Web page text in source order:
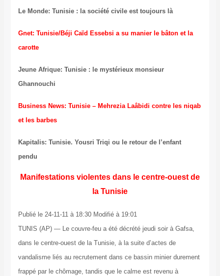
Le Monde: Tunisie : la société civile est toujours là
Gnet: Tunisie/Béji Caïd Essebsi a su manier le bâton et la
carotte
Jeune Afrique: Tunisie : le mystérieux monsieur
Ghannouchi
Business News: Tunisie – Mehrezia Laâbidi contre les niqab
et les barbes
Kapitalis: Tunisie. Yousri Triqi ou le retour de l’enfant
pendu
Manifestations violentes dans le centre-ouest de
la Tunisie
Publié le 24-11-11 à 18:30 Modifié à 19:01
TUNIS (AP) — Le couvre-feu a été décrété jeudi soir à Gafsa,
dans le centre-ouest de la Tunisie, à la suite d’actes de
vandalisme liés au recrutement dans ce bassin minier durement
frappé par le chômage, tandis que le calme est revenu à